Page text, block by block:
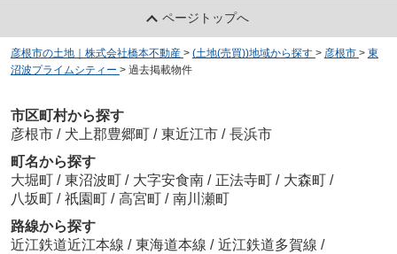
ページトップへ
彦根市の土地｜株式会社橋本不動産 > (土地(売買))地域から探す > 彦根市 > 東
沼波プライムシティー > 過去掲載物件
市区町村から探す
彦根市 / 犬上郡豊郷町 / 東近江市 / 長浜市
町名から探す
大堀町 / 東沼波町 / 大字安食南 / 正法寺町 / 大森町 /
八坂町 / 祇園町 / 高宮町 / 南川瀬町
路線から探す
近江鉄道近江本線 / 東海道本線 / 近江鉄道多賀線 /